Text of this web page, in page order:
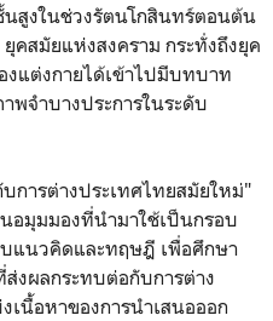
นสูงในช่วงรัตนโกสินทร์ตอนต้น
คสมัยแห่งสงคราม กระทั่งถึงยุค
แต่งกายได้เข้าไปมีบทบาท
พจำบางประการในระดับ
การต่างประเทศไทยสมัยใหม่"
อมุมมองที่นำมาใช้เป็นกรอบ
แนวคิดและทฤษฎี เพื่อศึกษา
งผลกระทบต่อกับการต่าง
เนื้อหาของการนำเสนอออก